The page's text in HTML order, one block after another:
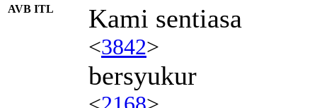
AVB ITL Kami sentiasa
<3842>
bersyukur